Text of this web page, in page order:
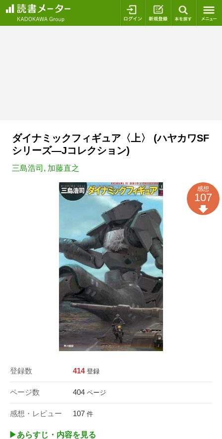
ログイン 新規登録
ダイナミックフィギュア〈上〉 (ハヤカワSF
シリーズ―Jコレクション)
三島浩司 , 加藤直之
登録数 414 登録
ページ数 404 ページ
感想・レビュー 107 件
感想
107
▶︎あらすじ・内容を見る